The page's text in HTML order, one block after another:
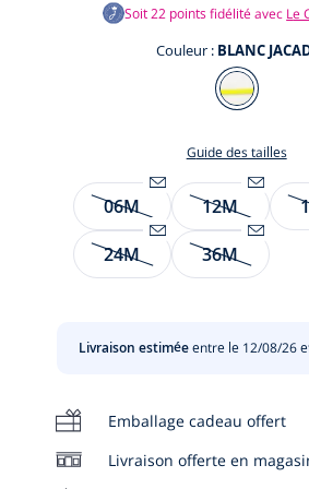
Soit22 points fidélité avec Le
Couleur : BLANC
Couleur
BLANC
Guide des tailles
Taille
Être
alerté(e)
par
l’article
nouveau
disponible
:
06M
Être
alerté(e)
par
l’article
nouveau
disponible
:
12M
Être
email
sera
de
nouveau
24M
Être
email
lorsque
de
nouveau
36M
Livraison estiméeentre le 12/08/26
Emballage cadeau offert
Livraison offerte en